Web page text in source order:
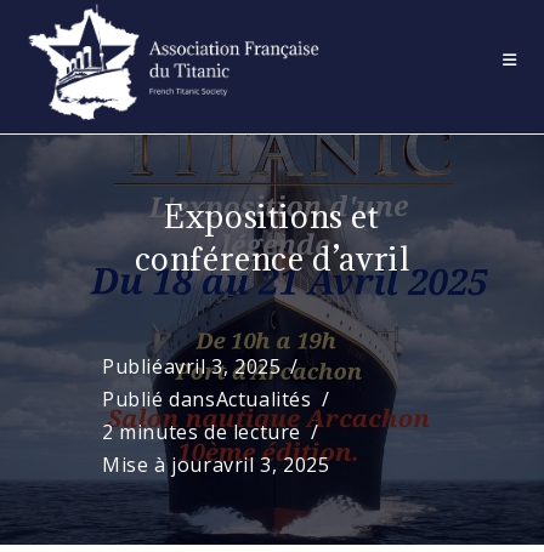
content
Expositions et
conférence d’avril
Publiéavril 3, 2025
Publié dansActualités
2 minutes de lecture
Mise à jouravril 3, 2025